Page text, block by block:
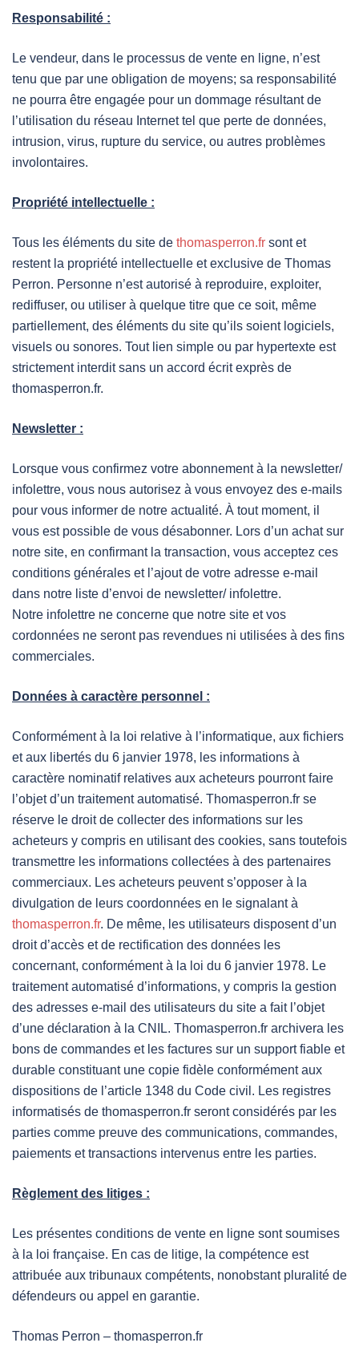
Responsabilité :
Le vendeur, dans le processus de vente en ligne, n’est
tenu que par une obligation de moyens; sa responsabilité
ne pourra être engagée pour un dommage résultant de
l’utilisation du réseau Internet tel que perte de données,
intrusion, virus, rupture du service, ou autres problèmes
involontaires.
Propriété intellectuelle :
Tous les éléments du site de thomasperron.fr sont et
restent la propriété intellectuelle et exclusive de Thomas
Perron. Personne n’est autorisé à reproduire, exploiter,
rediffuser, ou utiliser à quelque titre que ce soit, même
partiellement, des éléments du site qu’ils soient logiciels,
visuels ou sonores. Tout lien simple ou par hypertexte est
strictement interdit sans un accord écrit exprès de
thomasperron.fr.
Newsletter :
Lorsque vous confirmez votre abonnement à la newsletter/
infolettre, vous nous autorisez à vous envoyez des e-mails
pour vous informer de notre actualité. À tout moment, il
vous est possible de vous désabonner. Lors d’un achat sur
notre site, en confirmant la transaction, vous acceptez ces
conditions générales et l’ajout de votre adresse e-mail
dans notre liste d’envoi de newsletter/ infolettre.
Notre infolettre ne concerne que notre site et vos
cordonnées ne seront pas revendues ni utilisées à des fins
commerciales.
Données à caractère personnel :
Conformément à la loi relative à l’informatique, aux fichiers
et aux libertés du 6 janvier 1978, les informations à
caractère nominatif relatives aux acheteurs pourront faire
l’objet d’un traitement automatisé. Thomasperron.fr se
réserve le droit de collecter des informations sur les
acheteurs y compris en utilisant des cookies, sans toutefois
transmettre les informations collectées à des partenaires
commerciaux. Les acheteurs peuvent s’opposer à la
divulgation de leurs coordonnées en le signalant à
thomasperron.fr. De même, les utilisateurs disposent d’un
droit d’accès et de rectification des données les
concernant, conformément à la loi du 6 janvier 1978. Le
traitement automatisé d’informations, y compris la gestion
des adresses e-mail des utilisateurs du site a fait l’objet
d’une déclaration à la CNIL. Thomasperron.fr archivera les
bons de commandes et les factures sur un support fiable et
durable constituant une copie fidèle conformément aux
dispositions de l’article 1348 du Code civil. Les registres
informatisés de thomasperron.fr seront considérés par les
parties comme preuve des communications, commandes,
paiements et transactions intervenus entre les parties.
Règlement des litiges :
Les présentes conditions de vente en ligne sont soumises
à la loi française. En cas de litige, la compétence est
attribuée aux tribunaux compétents, nonobstant pluralité de
défendeurs ou appel en garantie.
Thomas Perron – thomasperron.fr